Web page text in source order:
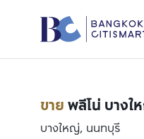
ขายพลีโน่ บางใ
บางใหญ่, นนทบุรี